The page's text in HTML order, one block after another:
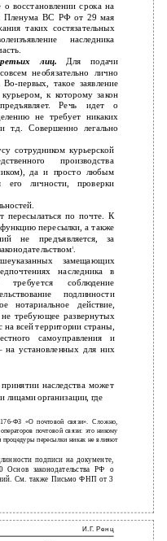
о восстановлении срока на
Пленума ВС РФ от 29 мая
таких состязательных
наследника
лиц. Для подачи
необязательно лично
Во-первых, такое заявление
к которому закон
Речь идет о
не требует никаких
т.д. Совершенно легально
сотрудником курьерской
производства
да и просто любым
его личности, проверки
пересылаться по почте. К
пересылки, а также
не предъявляется, за
1.
замещающих
наследника в
требуется соблюдение
подлинности
нотариальное действие,
требующее развернутых
на всей территории страны,
самоуправления и
на установленных для них
наследства может
лицами организации, где
ФЗ «О почтовой связи». Сложно,
почтовой связи: это никому
пересылки никак не влияют
подписи на документе,
Основ законодательства РФ о
См. также Письмо ФНП от 3
И.Г. Ренц